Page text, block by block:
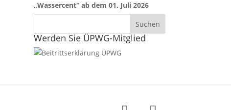
„Wassercent“ ab dem 01. Juli 2026
Werden Sie ÜPWG-Mitglied